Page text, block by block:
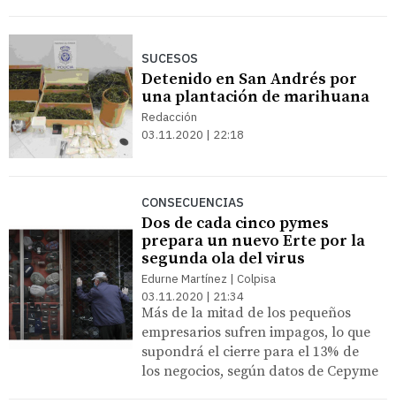
SUCESOS
Detenido en San Andrés por
una plantación de marihuana
Redacción
03.11.2020 | 22:18
CONSECUENCIAS
Dos de cada cinco pymes
prepara un nuevo Erte por la
segunda ola del virus
Edurne Martínez | Colpisa
03.11.2020 | 21:34
Más de la mitad de los pequeños
empresarios sufren impagos, lo que
supondrá el cierre para el 13% de
los negocios, según datos de Cepyme